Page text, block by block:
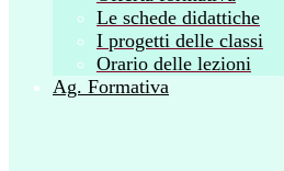
Le schede didattiche
I progetti delle classi
Orario delle lezioni
Ag. Formativa